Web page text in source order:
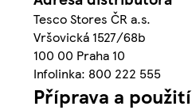
Tesco Stores ČR a.s.
Vršovická 1527/68b
100 00 Praha 10
Infolinka: 800 222 555
Příprava a použití